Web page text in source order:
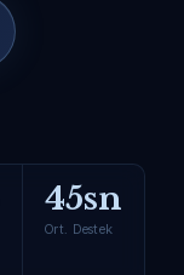
45sn
Ort. Destek